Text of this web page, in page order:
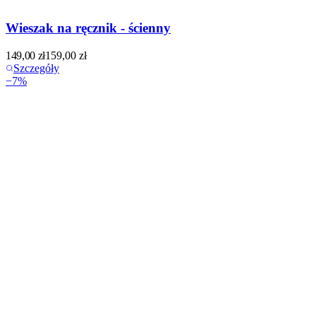
Wieszak na ręcznik - ścienny
149,00 zł159,00 zł
Szczegóły
−7%